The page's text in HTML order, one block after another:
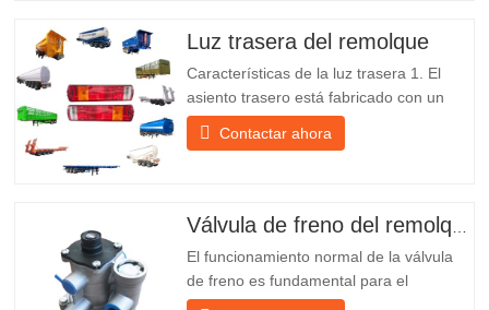
nosotros Chengda Group es un
fabricante chino de semirremolques con
su propia...
Luz trasera del remolque
Características de la luz trasera 1. El
asiento trasero está fabricado con un
soporte de hierro, mucho más resistente
que otros materiales. Se incluyen
hierro delante de la pantalla de la
Contactar ahora
El funcionamiento normal de la válvula
de freno es fundamental para el
estacionamiento, ya que facilita el